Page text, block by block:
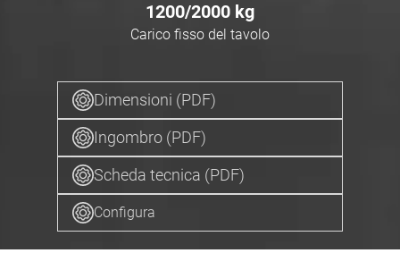
1200/2000 kg
Carico fisso del tavolo
Dimensioni (PDF)
Ingombro (PDF)
Scheda tecnica (PDF)
Configura